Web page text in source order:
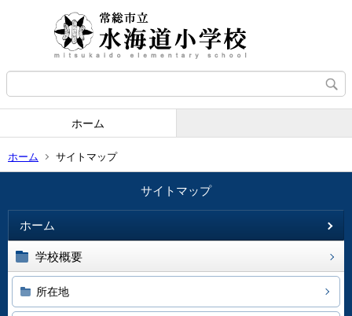
ホーム
ホーム サイトマップ
サイトマップ
ホーム
学校概要
所在地